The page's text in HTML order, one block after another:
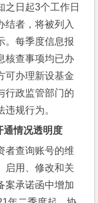
之日起3个工作日
结者，将被列入
。每季度信息报
核查事项均已办
可办理新设基金
行政监管部门的
规行为。
通情况透明度
者查询账号的维
启用、修改和关
案承诺函中增加